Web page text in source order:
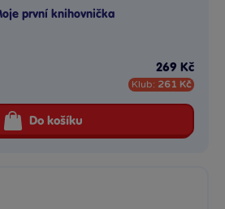
první knihovnička
269 Kč
Klub: 261 Kč
Do košíku